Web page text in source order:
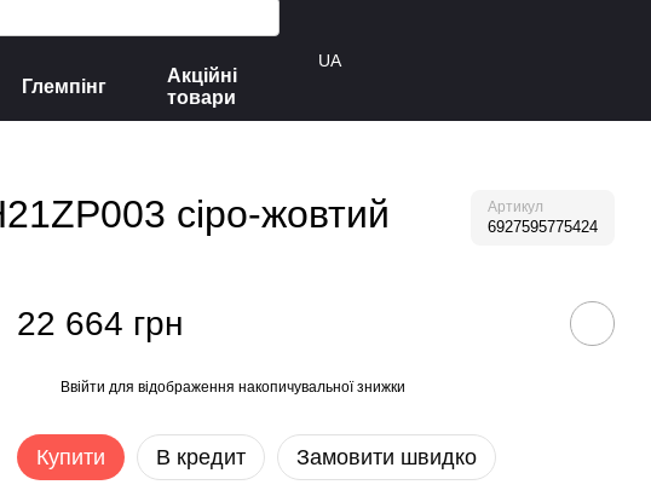
Глемпінг
Акційні
товари
UA
сіро-жовтий Артикул
6927595775424
22 664 грн
Ввійти для відображення накопичувальної знижки
Купити В кредит Замовити швидко